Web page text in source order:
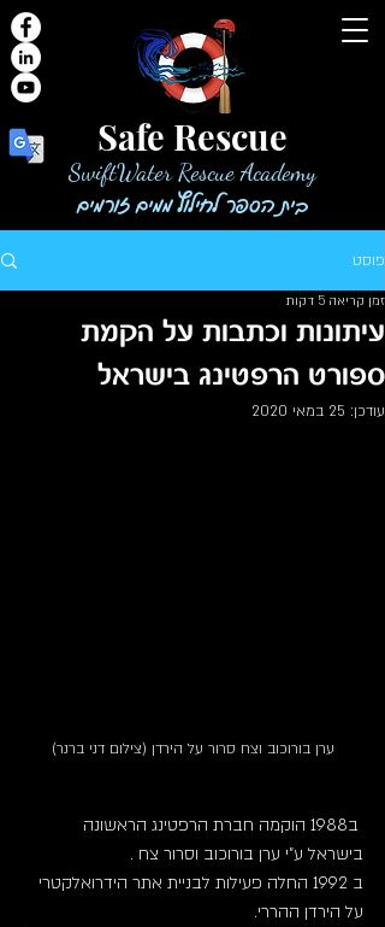
Safe Rescue
SwiftWater Rescue Academy
בית הספר לחילוץ ממים זורמים
פוסט
עיתונות וכתבות על הקמת
ספורט הרפטינג בישראל
זמן קריאה 5 דקות
עודכן: 25 במאי 2020
ערן בורוכוב וצח סרור על הירדן (צילום דני ברנר)
ב1988 הוקמה חברת הרפטינג הראשונה
בישראל ע"י ערן בורוכוב וסרור צח .
ב 1992 החלה פעילות לבניית אתר הידרואלקטרי
על הירדן ההררי.